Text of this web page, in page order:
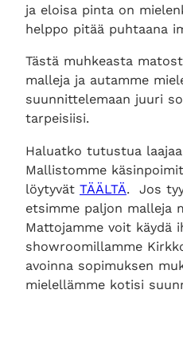
ja eloisa pinta on
helppo pitää puhtaana
Tästä muhkeasta
malleja ja autamme
suunnittelemaan juuri
tarpeisiisi.
Haluatko tutustua
Mallistomme
löytyvät TÄÄLTÄ. Jos
etsimme paljon malleja
Mattojamme voit käydä
showroomillamme
avoinna sopimuksen
mielellämme kotisi